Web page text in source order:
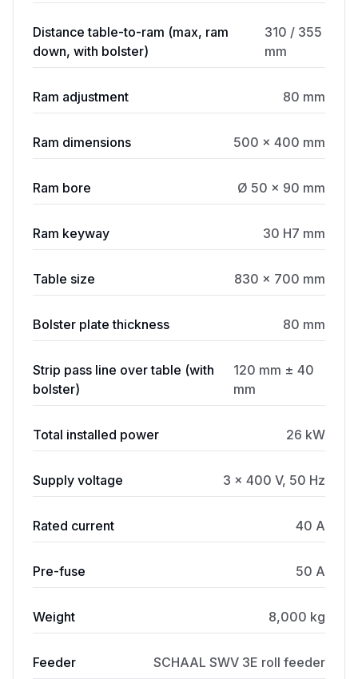
Distance table-to-ram (max, ram
down, with bolster)
310 / 355
mm
Ram adjustment 80 mm
Ram dimensions 500 × 400 mm
Ram bore Ø 50 × 90 mm
Ram keyway 30 H7 mm
Table size 830 × 700 mm
Bolster plate thickness 80 mm
Strip pass line over table (with
bolster)
120 mm ± 40
mm
Total installed power 26 kW
Supply voltage 3 × 400 V, 50 Hz
Rated current 40 A
Pre-fuse 50 A
Weight 8,000 kg
Feeder SCHAAL SWV 3E roll feeder